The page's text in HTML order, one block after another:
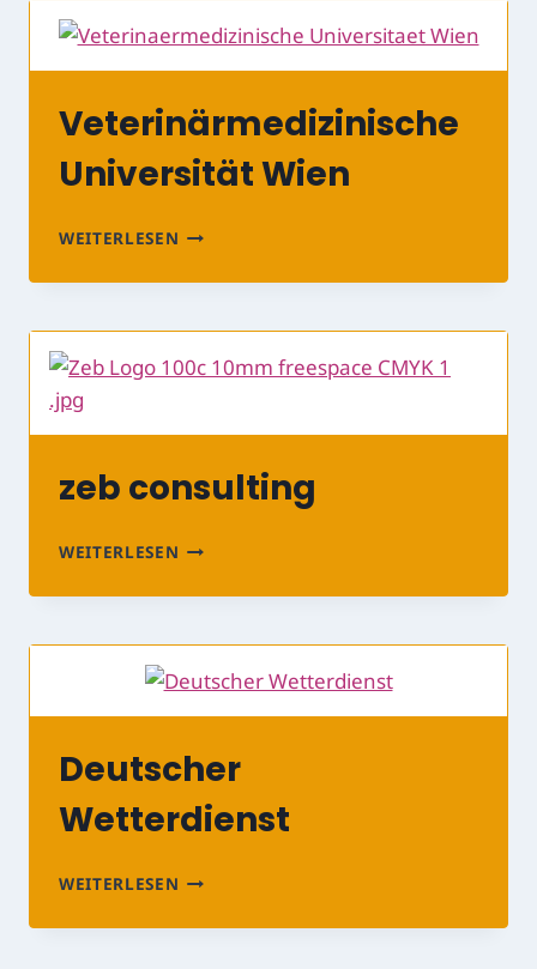
ST.
JOSEPHSHAUS
E.V.
Veterinärmedizinische
Universität Wien
WEITERLESEN VETERINÄRMEDIZINISCHE
WIEN
zeb consulting
WEITERLESEN ZEB
Deutscher
Wetterdienst
WEITERLESEN DEUTSCHER